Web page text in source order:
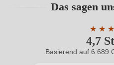
Weingut
Benutzern
Neuer Kunde?
Das sagen
4,7
★ ★ ★
Basierend auf 6.689